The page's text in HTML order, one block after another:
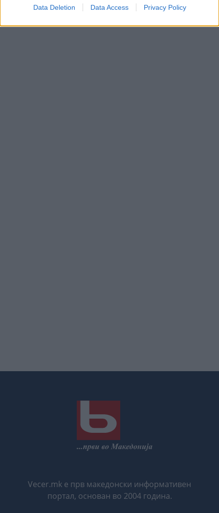
Data Deletion Data Access Privacy Policy
ќе го донесат семејството или
Vecer.mk е прв македонски информативен
портал, основан во 2004 година.